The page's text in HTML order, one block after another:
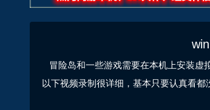
冒险岛和一些游戏需要在本机上安装虚
以下视频录制很详细，基本只要认真看都